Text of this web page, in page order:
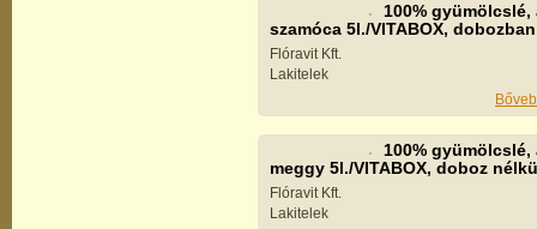
100% gyümölcslé,
szamóca 5l./VITABOX, dobozban
Flóravit Kft.
Lakitelek
100% gyümölcslé,
meggy 5l./VITABOX, doboz
Flóravit Kft.
Lakitelek